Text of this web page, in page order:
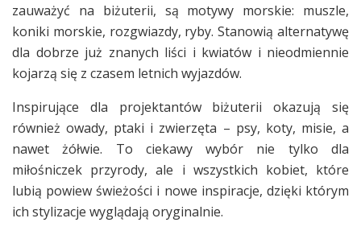
zauważyć na biżuterii, są motywy morskie: muszle,
koniki morskie, rozgwiazdy, ryby. Stanowią alternatywę
dla dobrze już znanych liści i kwiatów i nieodmiennie
kojarzą się z czasem letnich wyjazdów.
Inspirujące dla projektantów biżuterii okazują się
również owady, ptaki i zwierzęta – psy, koty, misie, a
nawet żółwie. To ciekawy wybór nie tylko dla
miłośniczek przyrody, ale i wszystkich kobiet, które
lubią powiew świeżości i nowe inspiracje, dzięki którym
ich stylizacje wyglądają oryginalnie.